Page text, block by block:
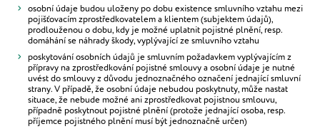
osobní údaje budou uloženy po dobu existence smluvního vztahu mezi
pojišťovacím zprostředkovatelem a klientem (subjektem údajů),
prodlouženou o dobu, kdy je možné uplatnit pojistné plnění, resp.
domáhání se náhrady škody, vyplývající ze smluvního vztahu
poskytování osobních údajů je smluvním požadavkem vyplývajícím z
přípravy na zprostředkování pojistné smlouvy a osobní údaje je nutné
uvést do smlouvy z důvodu jednoznačného označení jednající smluvní
strany. V případě, že osobní údaje nebudou poskytnuty, může nastat
situace, že nebude možné ani zprostředkovat pojistnou smlouvu,
případně poskytnout pojistné plnění (protože jednající osoba, resp.
příjemce pojistného plnění musí být jednoznačně určen)